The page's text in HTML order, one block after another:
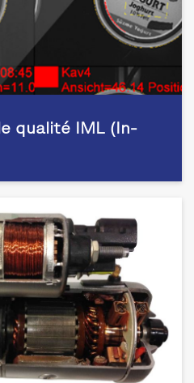
qualité IML (In-